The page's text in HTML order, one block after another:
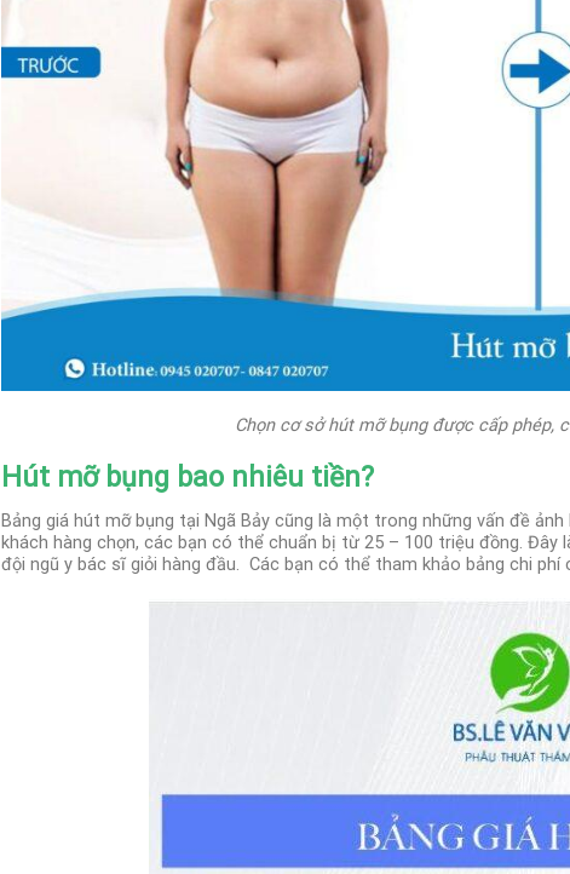
Chọn cơ sở hút mỡ bụng được cấp phép,
Hút mỡ bụng bao nhiêu tiền?
Bảng giá hút mỡ bụng tại Ngã Bảy cũng là một trong những vấn đề
khách hàng chọn, các bạn có thể chuẩn bị từ 25 – 100 triệu đồng.
đội ngũ y bác sĩ giỏi hàng đầu. Các bạn có thể tham khảo bảng chi